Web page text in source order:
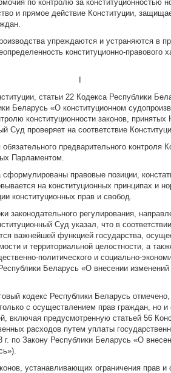
по контролю за конституционностью
и прямое действие Конституции,
упреждаются и устраняются в
конституционно-правового
статьи 22 Кодекса Республики
Беларусь «О конституционном
конституционности законов,
Суд проверяет на соответствие
предварительного контроля
Парламентом.
правовые позиции,
на конституционных принципах и
конституционных прав и свобод.
законодательного регулирования,
Суд указал, что в
важнейшей функцией государства,
и территориальной целостности, а
политического и социально-
Беларусь «О внесении
кодекс Республики Беларусь отмечено,
с осуществлением прав граждан, но
включая предусмотренную статьей 56
расходов путем уплаты
по Закону Республики Беларусь «О
устанавливающих ограничения прав